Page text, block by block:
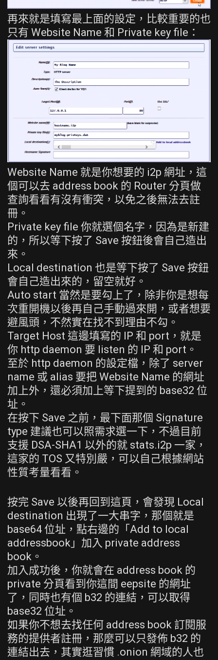
再來就是填寫最上面的設定，比較重要的也
只有 Website Name 和 Private key file：
Website Name 就是你想要的 i2p 網址，這
個可以去 address book 的 Router 分頁做
查詢看看有沒有衝突，以免之後無法去註
冊。
Private key file 你就選個名字，因為是新建
的，所以等下按了 Save 按鈕後會自己造出
來。
Local destination 也是等下按了 Save 按鈕
會自己造出來的，留空就好。
Auto start 當然是要勾上了，除非你是想每
次重開機以後再自己手動過來開，或者想要
避風頭，不然實在找不到理由不勾。
Target Host 這邊填寫的 IP 和 port，就是
你 http daemon 要 listen 的 IP 和 port。
至於 http daemon 的設定檔，除了 server
name 或 alias 要把 Website Name 的網址
加上外，還必須加上等下提到的 base32 位
址。
在按下 Save 之前，最下面那個 Signature
type 建議也可以照需求選一下，不過目前
支援 DSA-SHA1 以外的就 stats.i2p 一家，
這家的 TOS 又特別嚴，可以自己根據網站
性質考量看看。
按完 Save 以後再回到這頁，會發現 Local
destination 出現了一大串字，那個就是
base64 位址，點右邊的「Add to local
addressbook」加入 private address
book。
加入成功後，你就會在 address book 的
private 分頁看到你這間 eepsite 的網址
了，同時也有個 b32 的連結，可以取得
base32 位址。
如果你不想去找任何 address book 訂閱服
務的提供者註冊，那麼可以只發佈 b32 的
連結出去，其實逛習慣 .onion 網域的人也